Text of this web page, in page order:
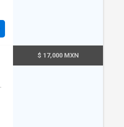
$ 17,000 MXN